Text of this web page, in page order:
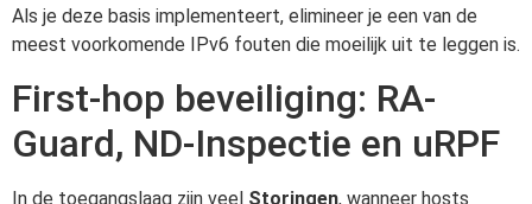
Als je deze basis implementeert, elimineer je een van de
meest voorkomende IPv6 fouten die moeilijk uit te leggen is.
First-hop beveiliging: RA-
Guard, ND-Inspectie en uRPF
In de toegangslaag zijn veel Storingen, wanneer hosts